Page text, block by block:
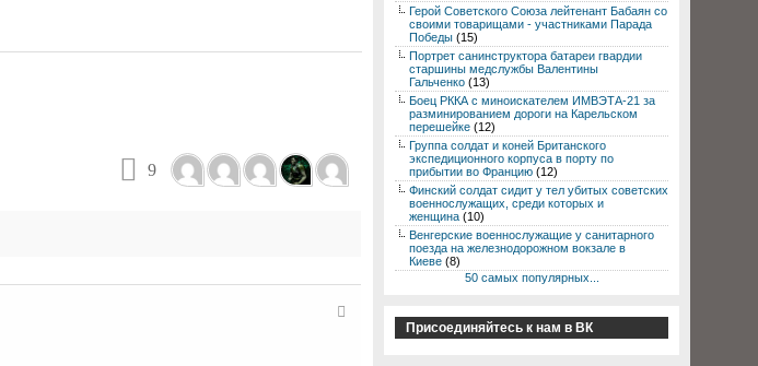
9
Герой Советского Союза лейтенант Бабаян со
своими товарищами - участниками Парада
Победы (15)
Портрет санинструктора батареи гвардии
старшины медслужбы Валентины
Гальченко (13)
Боец РККА с миноискателем ИМВЭТА-21 за
разминированием дороги на Карельском
перешейке (12)
Группа солдат и коней Британского
экспедиционного корпуса в порту по
прибытии во Францию (12)
Финский солдат сидит у тел убитых советских
военнослужащих, среди которых и
женщина (10)
Венгерские военнослужащие у санитарного
поезда на железнодорожном вокзале в
Киеве (8)
50 самых популярных...
Присоединяйтесь к нам в ВК